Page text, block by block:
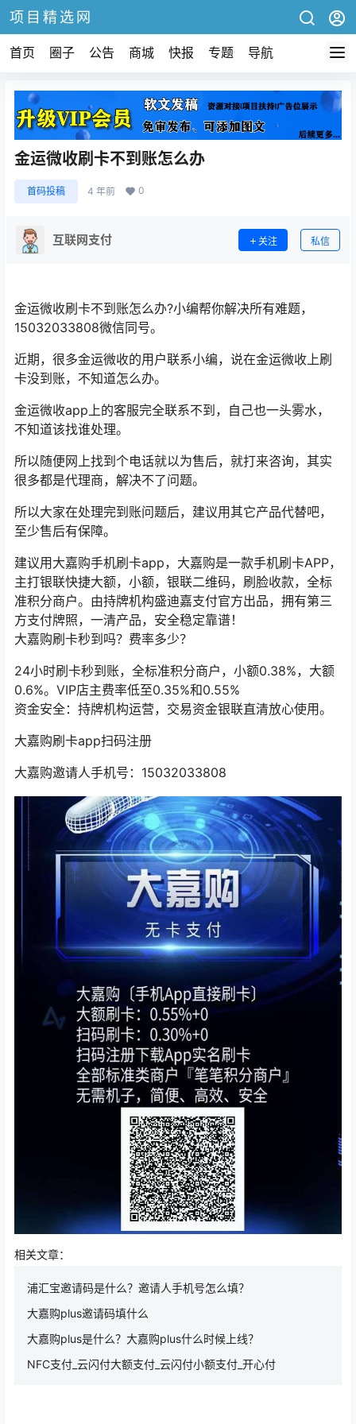
项目精选网
首页 圈子 公告 商城 快报 专题 导航
金运微收刷卡不到账怎么办
首码投稿 4 年前 0
互联网支付 关注 私信
金运微收刷卡不到账怎么办?小编帮你解决所有难题，
15032033808微信同号。
近期，很多金运微收的用户联系小编，说在金运微收上刷
卡没到账，不知道怎么办。
金运微收app上的客服完全联系不到，自己也一头雾水，
不知道该找谁处理。
所以随便网上找到个电话就以为售后，就打来咨询，其实
很多都是代理商，解决不了问题。
所以大家在处理完到账问题后，建议用其它产品代替吧，
至少售后有保障。
建议用大嘉购手机刷卡app，大嘉购是一款手机刷卡APP，
主打银联快捷大额，小额，银联二维码，刷脸收款，全标
准积分商户。由持牌机构盛迪嘉支付官方出品，拥有第三
方支付牌照，一清产品，安全稳定靠谱！
大嘉购刷卡秒到吗？费率多少？
24小时刷卡秒到账，全标准积分商户，小额0.38%，大额
0.6%。VIP店主费率低至0.35%和0.55%
资金安全：持牌机构运营，交易资金银联直清放心使用。
大嘉购刷卡app扫码注册
大嘉购邀请人手机号：15032033808
相关文章：
浦汇宝邀请码是什么？邀请人手机号怎么填？
大嘉购plus邀请码填什么
大嘉购plus是什么？大嘉购plus什么时候上线？
NFC支付_云闪付大额支付_云闪付小额支付_开心付